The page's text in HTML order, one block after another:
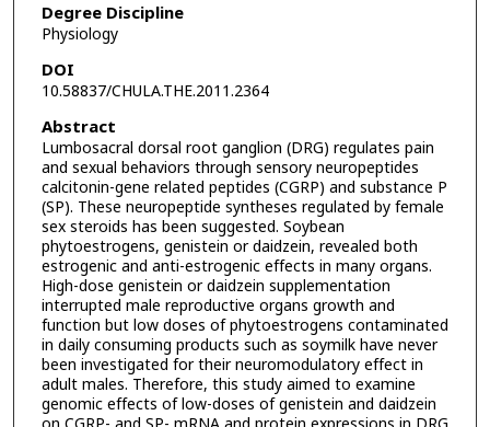
Degree Discipline
Physiology
DOI
10.58837/CHULA.THE.2011.2364
Abstract
Lumbosacral dorsal root ganglion (DRG) regulates pain
and sexual behaviors through sensory neuropeptides
calcitonin-gene related peptides (CGRP) and substance P
(SP). These neuropeptide syntheses regulated by female
sex steroids has been suggested. Soybean
phytoestrogens, genistein or daidzein, revealed both
estrogenic and anti-estrogenic effects in many organs.
High-dose genistein or daidzein supplementation
interrupted male reproductive organs growth and
function but low doses of phytoestrogens contaminated
in daily consuming products such as soymilk have never
been investigated for their neuromodulatory effect in
adult males. Therefore, this study aimed to examine
genomic effects of low-doses of genistein and daidzein